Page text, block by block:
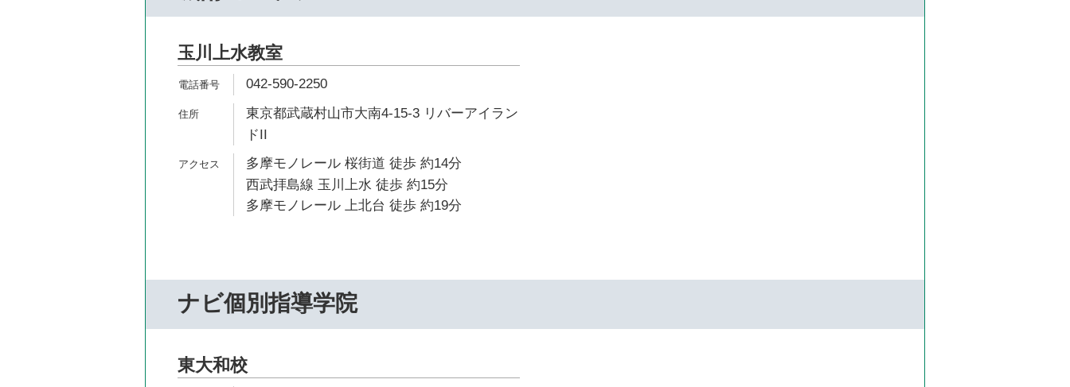
玉川上水教室
042-590-2250
東京都武蔵村山市大南4-15-3 リバーアイラン
ドII
多摩モノレール 桜街道 徒歩 約14分
西武拝島線 玉川上水 徒歩 約15分
多摩モノレール 上北台 徒歩 約19分
ナビ個別指導学院
東大和校